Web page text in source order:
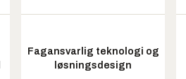
Fagansvarlig teknologi og
løsningsdesign